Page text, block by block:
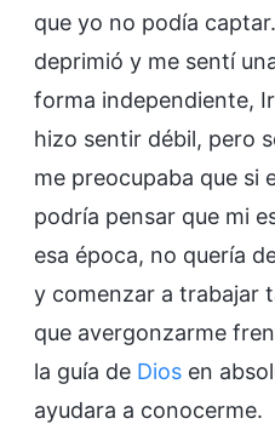
que yo no podía
deprimió y me sentí
forma independiente,
hizo sentir débil, pero
me preocupaba que si
podría pensar que mi
esa época, no quería
y comenzar a trabajar
que avergonzarme
la guía de Dios en
ayudara a conocerme.